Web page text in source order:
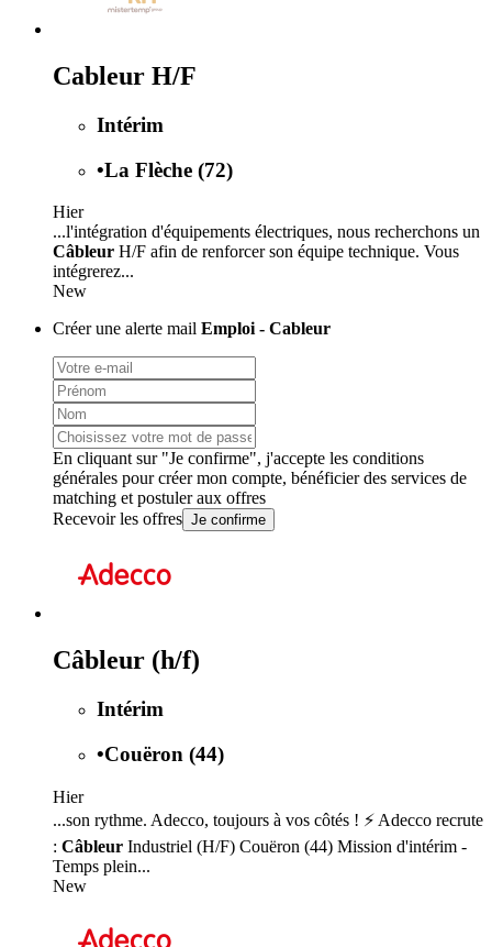
Cableur H/F
Intérim
•La Flèche (72)
Hier
...l'intégration d'équipements électriques, nous recherchons un
Câbleur H/F afin de renforcer son équipe technique. Vous
intégrerez...
New
Créer une alerte mail Emploi - Cableur
En cliquant sur "Je confirme", j'accepte les conditions
générales pour créer mon compte, bénéficier des services de
matching et postuler aux offres
Recevoir les offres Je confirme
Câbleur (h/f)
Intérim
•Couëron (44)
Hier
...son rythme. Adecco, toujours à vos côtés ! ⚡ Adecco recrute
: Câbleur Industriel (H/F) Couëron (44) Mission d'intérim -
Temps plein...
New